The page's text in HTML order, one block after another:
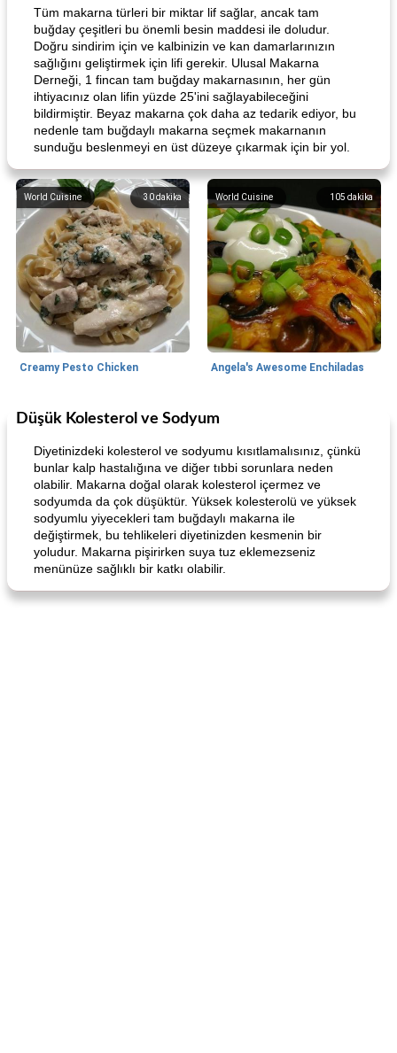
Tüm makarna türleri bir miktar lif sağlar, ancak tam
buğday çeşitleri bu önemli besin maddesi ile doludur.
Doğru sindirim için ve kalbinizin ve kan damarlarınızın
sağlığını geliştirmek için lifi gerekir. Ulusal Makarna
Derneği, 1 fincan tam buğday makarnasının, her gün
ihtiyacınız olan lifin yüzde 25'ini sağlayabileceğini
bildirmiştir. Beyaz makarna çok daha az tedarik ediyor, bu
nedenle tam buğdaylı makarna seçmek makarnanın
sunduğu beslenmeyi en üst düzeye çıkarmak için bir yol.
30dakika
World Cuisine
Creamy Pesto Chicken
105 dakika
World Cuisine
Angela's Awesome Enchiladas
105dakika
World Cuisine
Angela's Awesome Enchiladas
Lunch/Snacks
Pop's Roast Turkey Sandwich
Düşük Kolesterol ve Sodyum
Diyetinizdeki kolesterol ve sodyumu kısıtlamalısınız, çünkü
bunlar kalp hastalığına ve diğer tıbbi sorunlara neden
olabilir. Makarna doğal olarak kolesterol içermez ve
sodyumda da çok düşüktür. Yüksek kolesterolü ve yüksek
sodyumlu yiyecekleri tam buğdaylı makarna ile
değiştirmek, bu tehlikeleri diyetinizden kesmenin bir
yoludur. Makarna pişirirken suya tuz eklemezseniz
menünüze sağlıklı bir katkı olabilir.